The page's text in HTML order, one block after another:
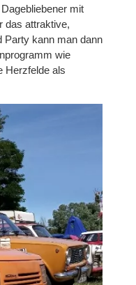
mit
das attraktive,
Party kann man dann
wie
Herzfelde als